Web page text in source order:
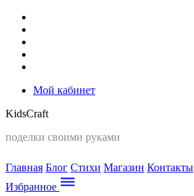
Мой кабинет
KidsCraft
поделки своими руками
Главная Блог Стихи Магазин Контакты
Избранное dehaze